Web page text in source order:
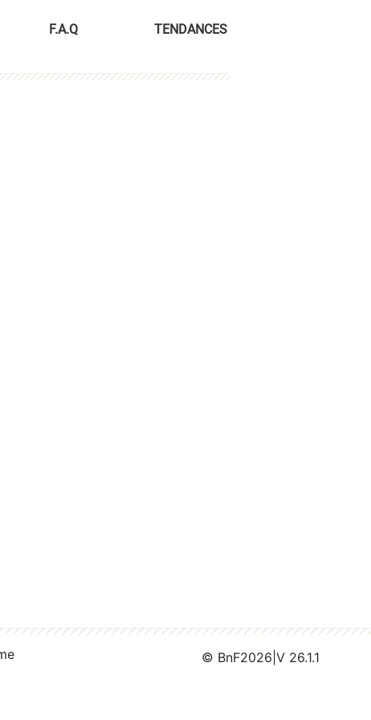
F.A.Q TENDANCES
© BnF2026 V 26.1.1